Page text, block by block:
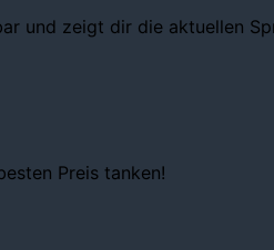
und zeigt dir die aktuellen
Preis tanken!